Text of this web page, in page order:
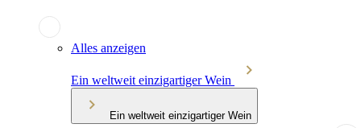
Alles anzeigen
Ein weltweit einzigartiger Wein
Ein weltweit einzigartiger Wein